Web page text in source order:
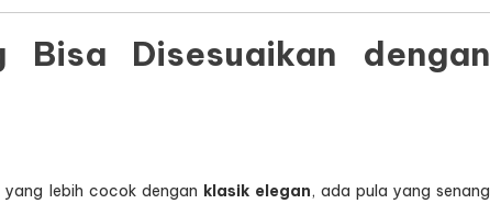
Disesuaikan dengan
yang lebih cocok dengan klasik elegan, ada pula yang senang